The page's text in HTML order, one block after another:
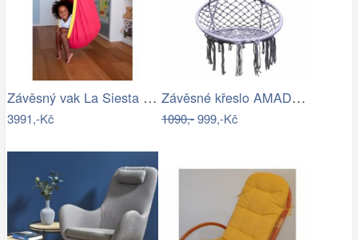
Závěsný vak La Siesta JOKI - IN
3991,-Kč
Závěsné křeslo AMADO 2 NEW Tempo Kondela
1090,-999,-Kč